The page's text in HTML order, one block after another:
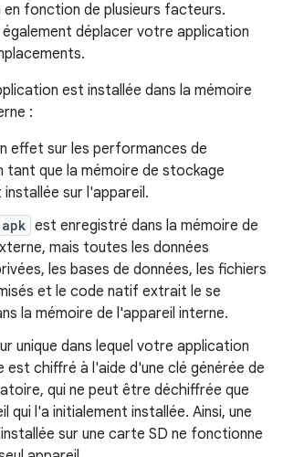
fonction de plusieurs facteurs.
déplacer votre application
est installée dans la mémoire
:
effet sur les performances de
tant que la mémoire de stockage
sur l'appareil.
est enregistré dans la mémoire de
mais toutes les données
les bases de données, les fichiers
et le code natif extrait le se
la mémoire de l'appareil interne.
unique dans lequel votre application
est chiffré à l'aide d'une clé générée de
qui ne peut être déchiffrée que
qui l'a initialement installée. Ainsi, une
sur une carte SD ne fonctionne